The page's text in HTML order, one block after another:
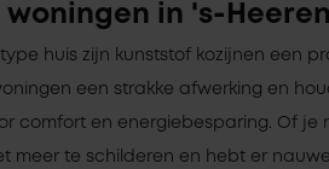
woningen in 's-
type huis zijn kunststof kozijnen een
een strakke afwerking en
comfort en energiebesparing. Of je
meer te schilderen en hebt er